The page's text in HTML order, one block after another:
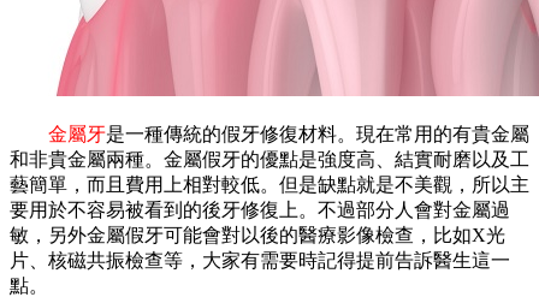
金屬牙是一種傳統的假牙修復材料。現在常用的有貴金屬
和非貴金屬兩種。金屬假牙的優點是強度高、結實耐磨以及工
藝簡單，而且費用上相對較低。但是缺點就是不美觀，所以主
要用於不容易被看到的後牙修復上。不過部分人會對金屬過
敏，另外金屬假牙可能會對以後的醫療影像檢查，比如X光
片、核磁共振檢查等，大家有需要時記得提前告訴醫生這一
點。